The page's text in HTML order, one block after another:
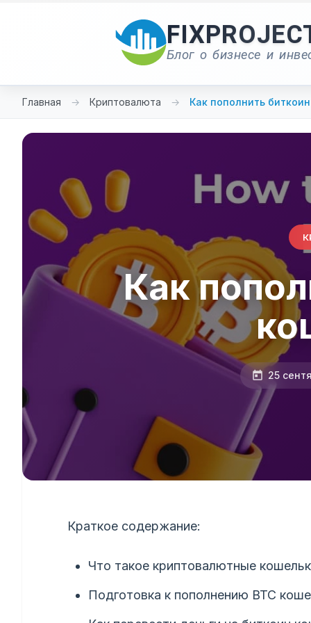
Блог о бизнесе и
Главная → Криптовалюта → Как пополнить
Как
25
Краткое содержание:
Что такое криптовалютные
Подготовка к пополнению BTC